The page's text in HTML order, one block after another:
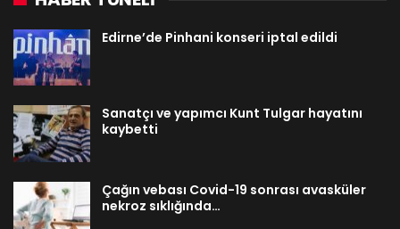
Edirne’de Pinhani konseri iptal edildi
Sanatçı ve yapımcı Kunt Tulgar hayatını
kaybetti
Çağın vebası Covid-19 sonrası avasküler
nekroz sıklığında…